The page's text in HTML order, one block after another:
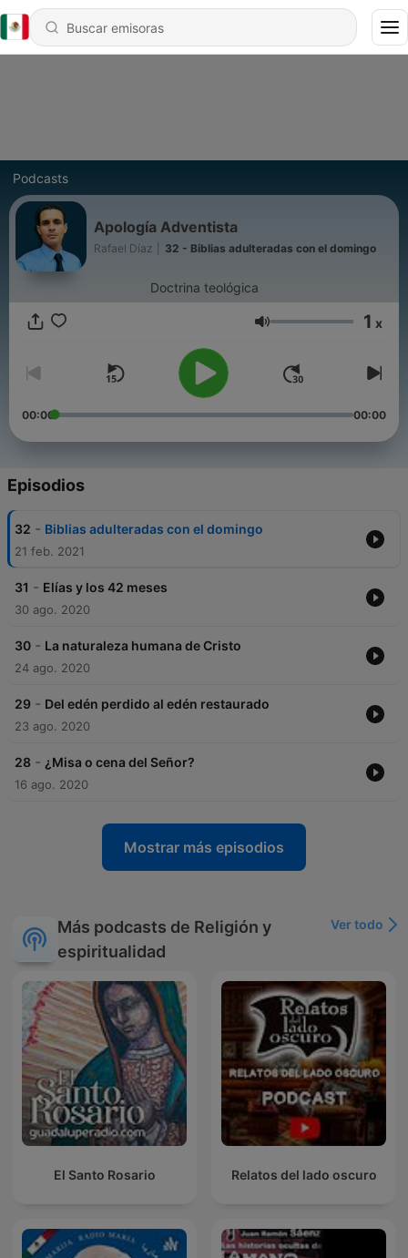
Podcasts
Apología Adventista
Rafael Díaz 32 - Biblias adulteradas con el domingo
Doctrina teológica
Volumen 1 x
00:00 00:00
Episodios
32 - Biblias adulteradas con el domingo
21 feb. 2021
31 - Elías y los 42 meses
30 ago. 2020
30 - La naturaleza humana de Cristo
24 ago. 2020
29 - Del edén perdido al edén restaurado
23 ago. 2020
28 - ¿Misa o cena del Señor?
16 ago. 2020
Mostrar más episodios
Más podcasts de Religión y
espiritualidad
Ver todo
El Santo Rosario Relatos del lado oscuro